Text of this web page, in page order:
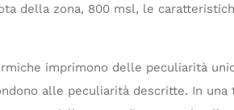
della zona, 800 msl, le
imprimono delle peculiarità
alle peculiarità descritte. In